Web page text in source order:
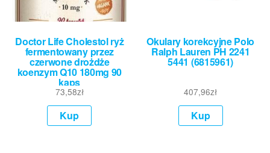
Doctor Life Cholestol ryż
fermentowany przez
czerwone drożdże
koenzym Q10 180mg 90
kaps
73,58zł
Kup
Okulary korekcyjne Polo
Ralph Lauren PH 2241
5441 (6815961)
407,96zł
Kup